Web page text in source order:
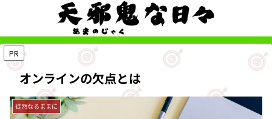
PR
オンラインの欠点とは
徒然なるままに